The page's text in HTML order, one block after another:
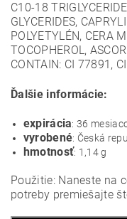
C10-18
GLYCERIDES,
POLYETYLÉN, CERA
TOCOPHEROL,
CONTAIN: CI 77891,
Ďalšie informácie:
expirácia: 36
vyrobené: Česká
hmotnosť: 1,14 g
Použitie: Naneste na
potreby premiešajte